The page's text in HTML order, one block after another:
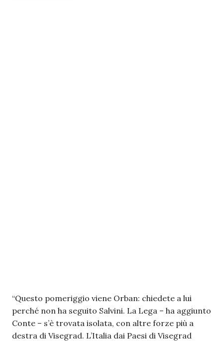
“Questo pomeriggio viene Orban: chiedete a lui
perché non ha seguito Salvini. La Lega – ha aggiunto
Conte – s’è trovata isolata, con altre forze più a
destra di Visegrad. L’Italia dai Paesi di Visegrad